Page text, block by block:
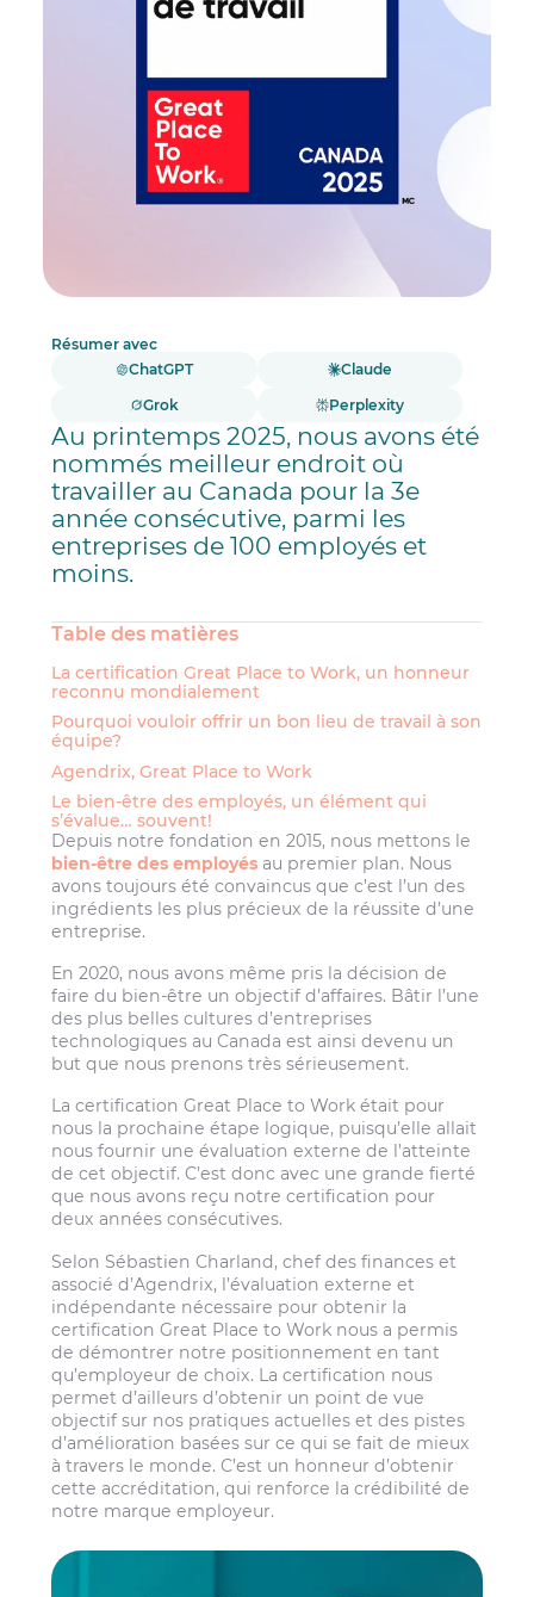
Résumer avec
ChatGPT
Claude
Grok
Perplexity
Au printemps 2025, nous avons été
nommés meilleur endroit où
travailler au Canada pour la 3e
année consécutive, parmi les
entreprises de 100 employés et
moins.
Table des matières
La certification Great Place to Work, un honneur
reconnu mondialement
Pourquoi vouloir offrir un bon lieu de travail à son
équipe?
Agendrix, Great Place to Work
Le bien-être des employés, un élément qui
s’évalue… souvent!
Depuis notre fondation en 2015, nous mettons le
bien-être des employés au premier plan. Nous
avons toujours été convaincus que c’est l’un des
ingrédients les plus précieux de la réussite d’une
entreprise.
En 2020, nous avons même pris la décision de
faire du bien-être un objectif d’affaires. Bâtir l’une
des plus belles cultures d’entreprises
technologiques au Canada est ainsi devenu un
but que nous prenons très sérieusement.
La certification Great Place to Work était pour
nous la prochaine étape logique, puisqu’elle allait
nous fournir une évaluation externe de l’atteinte
de cet objectif. C’est donc avec une grande fierté
que nous avons reçu notre certification pour
deux années consécutives.
Selon Sébastien Charland, chef des finances et
associé d’Agendrix, l’évaluation externe et
indépendante nécessaire pour obtenir la
certification Great Place to Work nous a permis
de démontrer notre positionnement en tant
qu’employeur de choix. La certification nous
permet d’ailleurs d’obtenir un point de vue
objectif sur nos pratiques actuelles et des pistes
d’amélioration basées sur ce qui se fait de mieux
à travers le monde. C’est un honneur d’obtenir
cette accréditation, qui renforce la crédibilité de
notre marque employeur.